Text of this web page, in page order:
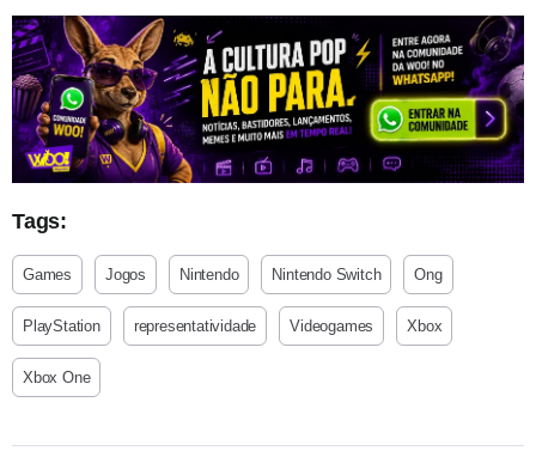
Tags:
Games Jogos Nintendo Nintendo Switch Ong
PlayStation representatividade Videogames Xbox
Xbox One